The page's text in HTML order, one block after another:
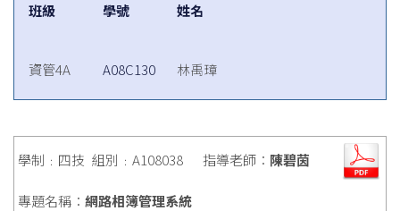
班級 學號 姓名
資管4A A08C130 林禹璋
學制﹕四技 組別﹕A108038 指導老師： 陳碧茵
專題名稱： 網路相簿管理系統